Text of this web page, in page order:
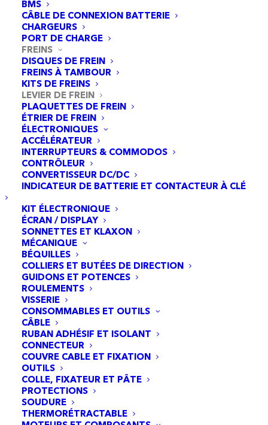
BMS
CÂBLE DE CONNEXION BATTERIE
CHARGEURS
PORT DE CHARGE
FREINS
DISQUES DE FREIN
FREINS À TAMBOUR
KITS DE FREINS
LEVIER DE FREIN
PLAQUETTES DE FREIN
ÉTRIER DE FREIN
ÉLECTRONIQUES
ACCÉLÉRATEUR
INTERRUPTEURS & COMMODOS
CONTRÔLEUR
CONVERTISSEUR DC/DC
INDICATEUR DE BATTERIE ET CONTACTEUR À CLÉ
KIT ÉLECTRONIQUE
ÉCRAN / DISPLAY
SONNETTES ET KLAXON
MÉCANIQUE
BÉQUILLES
COLLIERS ET BUTÉES DE DIRECTION
GUIDONS ET POTENCES
ROULEMENTS
VISSERIE
CONSOMMABLES ET OUTILS
CÂBLE
RUBAN ADHÉSIF ET ISOLANT
CONNECTEUR
COUVRE CABLE ET FIXATION
OUTILS
COLLE, FIXATEUR ET PÂTE
PROTECTIONS
SOUDURE
THERMORÉTRACTABLE
AJOUTER AU PANIER
Levier de frein gauche avec sonnette Cecotec
22,95
AJOUTER AU PANIER
Levier de frein gauche avec sonnette Smartgyro Z-
one/Zwheel E9T/Urbanglide 350CT